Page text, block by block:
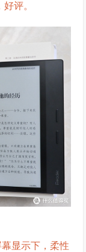
评。
显示下，柔性